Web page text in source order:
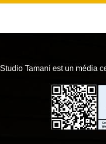
Studio Tamani est un média